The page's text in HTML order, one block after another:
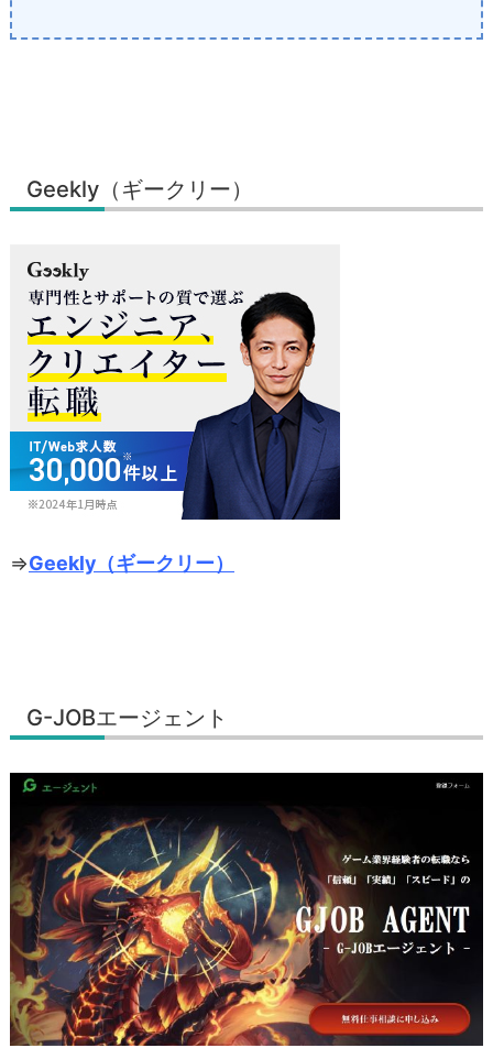
Geekly（ギークリー）
⇒Geekly（ギークリー）
G-JOBエージェント